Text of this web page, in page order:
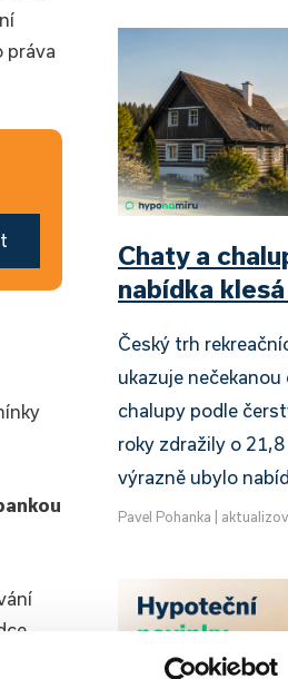
práva
Chaty a
nabídka
Český trh
ukazuje
chalupy podle
roky zdražily o
výrazně ubylo
Pavel Pohanka